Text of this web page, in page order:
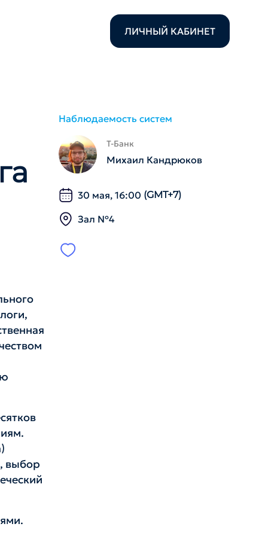
ЛИЧНЫЙ КАБИНЕТ
выбор
Наблюдаемость систем
Т-Банк
Михаил Кандрюков
30 мая, 16:00 (GMT+7)
Зал №4